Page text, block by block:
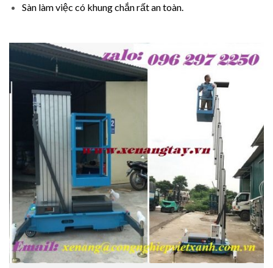
Sàn làm việc có khung chắn rất an toàn.